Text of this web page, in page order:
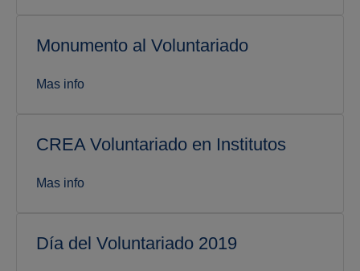
Monumento al Voluntariado
Mas info
CREA Voluntariado en Institutos
Mas info
Día del Voluntariado 2019